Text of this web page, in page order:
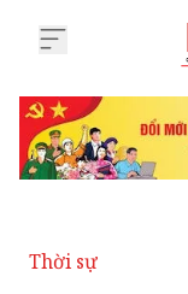
Thời sự